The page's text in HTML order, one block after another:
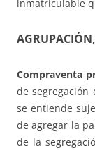
inmatriculable
Compraventa
de
se entiende
de agregar la
de la